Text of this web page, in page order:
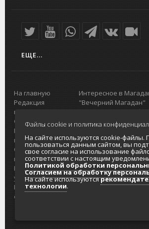
ЕЩЕ...
На главную
Редакция
портала
О проекте
Реклама на
портале
Отзывы и
предложения
Интернет-
услуги
Разработка
сайтов
Интересное в
"Вечерний Магадан"
Городская доска
Реклама
Главный
Колымы
Политика в
персональных
Согласие на
данных
Файлы cookie и политика
На сайте используются cookie-файлы.
пользоваться данным сайтом, вы
свое согласие на использование
соответствии с настоящим
Политикой обработки
Согласием на обработку
На сайте используются
технологии.